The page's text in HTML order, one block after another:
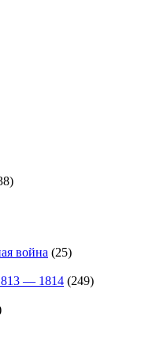
война (25)
— 1814 (249)